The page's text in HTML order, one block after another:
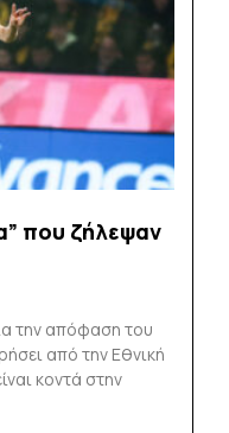
που ζήλεψαν
την απόφαση του
από την Εθνική
κοντά στην